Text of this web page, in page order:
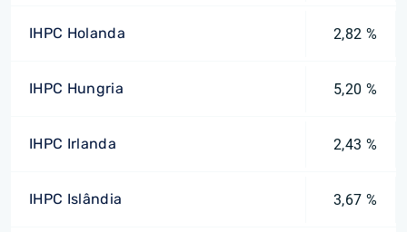
IHPC Holanda 2,82 %
IHPC Hungria 5,20 %
IHPC Irlanda 2,43 %
IHPC Islândia 3,67 %